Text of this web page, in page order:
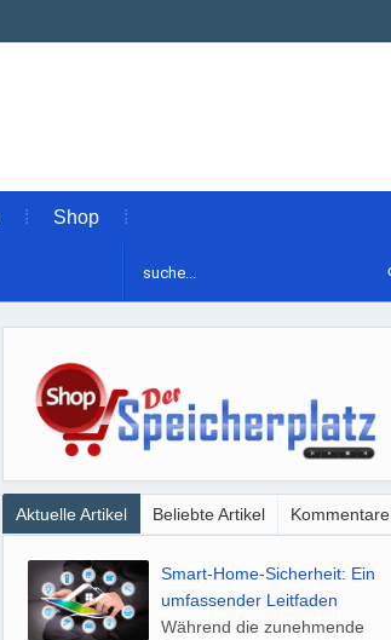
Shop
Aktuelle Artikel Beliebte Artikel Kommentare
Smart-Home-Sicherheit: Ein
umfassender Leitfaden
Während die zunehmende